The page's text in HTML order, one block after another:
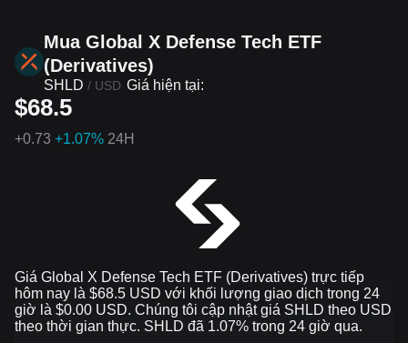
Mua Global X Defense Tech ETF
(Derivatives)
SHLD / USD Giá hiện tại:
$68.5
+0.73 +1.07% 24H
Giá Global X Defense Tech ETF (Derivatives) trực tiếp
hôm nay là $68.5 USD với khối lượng giao dịch trong 24
giờ là $0.00 USD. Chúng tôi cập nhật giá SHLD theo USD
theo thời gian thực. SHLD đã 1.07% trong 24 giờ qua.